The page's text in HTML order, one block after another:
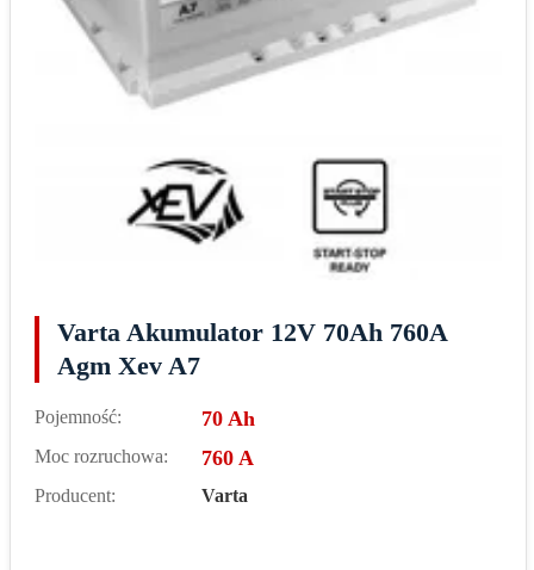
Varta Akumulator 12V 70Ah 760A
Agm Xev A7
Pojemność: 70 Ah
Moc rozruchowa: 760 A
Producent: Varta